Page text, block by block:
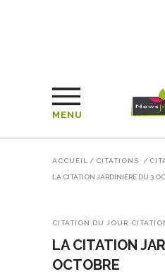
MENU
ACCUEIL / CITATIONS /
LA CITATION JARDINIÈRE DU 3
CITATION DU JOUR
LA CITATION
OCTOBRE